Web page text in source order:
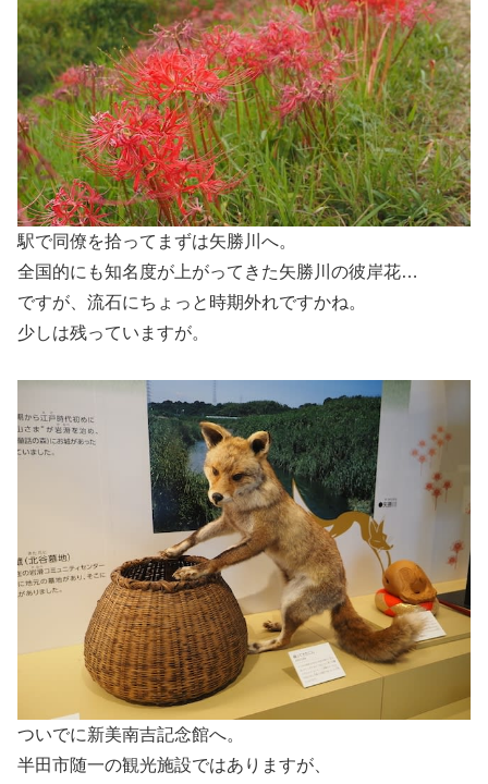
駅で同僚を拾ってまずは矢勝川へ。
全国的にも知名度が上がってきた矢勝川の彼岸花…
ですが、流石にちょっと時期外れですかね。
少しは残っていますが。
ついでに新美南吉記念館へ。
半田市随一の観光施設ではありますが、